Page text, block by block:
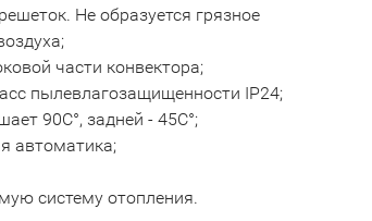
Не образуется грязное
части конвектора;
пылевлагозащищенности IP24;
90С°, задней - 45С°;
автоматика;
систему отопления.